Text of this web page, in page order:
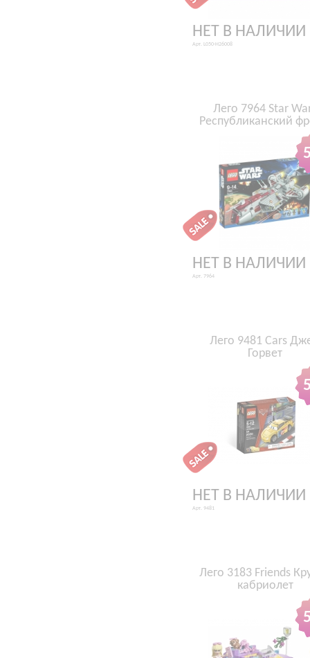
НЕТ В НАЛИЧИИ
Арт. L050-H26008
Лего 7964 Star
Республиканский
НЕТ В НАЛИЧИИ
Арт. 7964
Лего 9481 Cars
Горвет
НЕТ В НАЛИЧИИ
Арт. 9481
Лего 3183 Friends
кабриолет